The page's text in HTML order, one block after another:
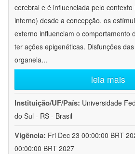
cerebral e é influenciada pelo
interno) desde a concepção, os
externo influenciam o comportamento
ter ações epigenéticas. Disfunções
organela...
leia mais
Instituição/UF/País: Universidade
do Sul - RS - Brasil
Vigência: Fri Dec 23 00:00:00 BRT
00:00:00 BRT 2027